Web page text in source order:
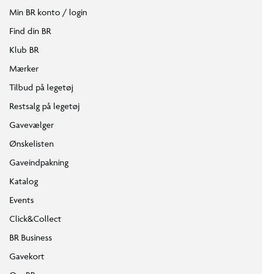
Min BR konto / login
Find din BR
Klub BR
Mærker
Tilbud på legetøj
Restsalg på legetøj
Gavevælger
Ønskelisten
Gaveindpakning
Katalog
Events
Click&Collect
BR Business
Gavekort